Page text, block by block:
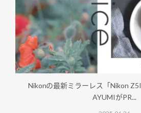
Nikonの最新ミラーレス「Nikon
AYUMIがPR...